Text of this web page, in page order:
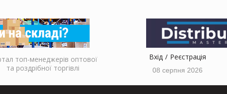
топ-менеджерів оптової
та роздрібної торгівлі
Вхід Реєстрація
08 серпня 2026